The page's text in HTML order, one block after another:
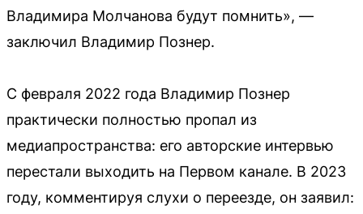
Владимира Молчанова будут помнить», —
заключил Владимир Познер.
С февраля 2022 года Владимир Познер
практически полностью пропал из
медиапространства: его авторские интервью
перестали выходить на Первом канале. В 2023
году, комментируя слухи о переезде, он заявил: